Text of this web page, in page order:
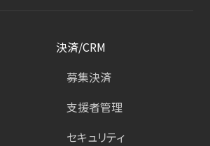
決済/CRM
募集決済
支援者管理
セキュリティ